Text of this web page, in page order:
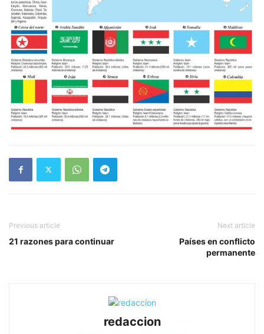
Previous article
21 razones para continuar
Next article
Países en conflicto
permanente
redaccion